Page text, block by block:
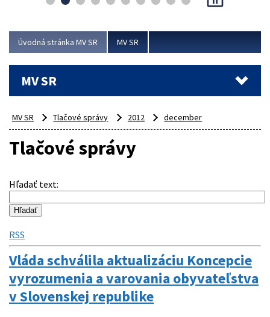
Úvodná stránka MV SR MV SR
MV SR
MV SR Tlačové správy 2012 december
Tlačové správy
Hľadať text:
RSS
Vláda schválila aktualizáciu Koncepcie
vyrozumenia a varovania obyvateľstva
v Slovenskej republike